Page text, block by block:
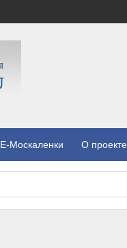
E-Москаленки О проекте